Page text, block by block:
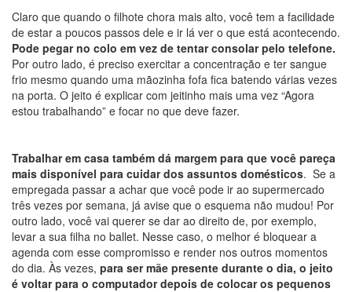
Claro que quando o filhote chora mais alto, você tem a facilidade
de estar a poucos passos dele e ir lá ver o que está acontecendo.
Pode pegar no colo em vez de tentar consolar pelo telefone.
Por outro lado, é preciso exercitar a concentração e ter sangue
frio mesmo quando uma mãozinha fofa fica batendo várias vezes
na porta. O jeito é explicar com jeitinho mais uma vez “Agora
estou trabalhando” e focar no que deve fazer.
Trabalhar em casa também dá margem para que você pareça
mais disponível para cuidar dos assuntos domésticos. Se a
empregada passar a achar que você pode ir ao supermercado
três vezes por semana, já avise que o esquema não mudou! Por
outro lado, você vai querer se dar ao direito de, por exemplo,
levar a sua filha no ballet. Nesse caso, o melhor é bloquear a
agenda com esse compromisso e render nos outros momentos
do dia. Às vezes, para ser mãe presente durante o dia, o jeito
é voltar para o computador depois de colocar os pequenos